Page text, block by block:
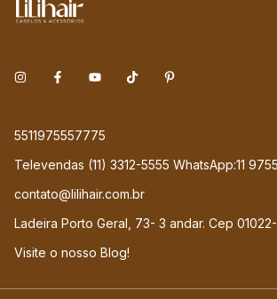
5511975557775
Televendas (11) 3312-5555 WhatsApp:11
contato@lilihair.com.br
Ladeira Porto Geral, 73- 3 andar. Cep
Visite o nosso Blog!